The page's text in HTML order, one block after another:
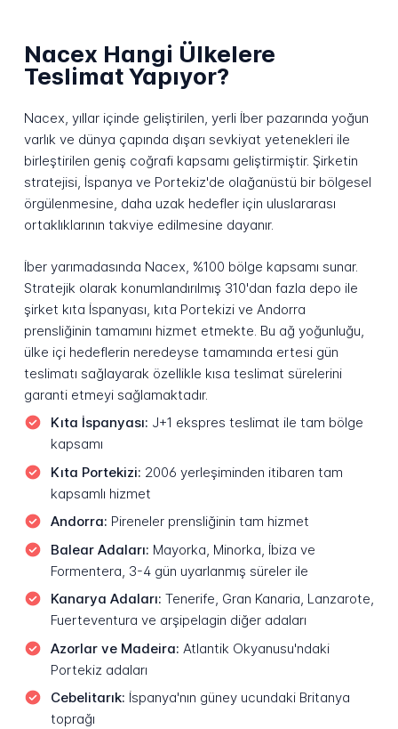
Nacex Hangi Ülkelere
Teslimat Yapıyor?
Nacex, yıllar içinde geliştirilen, yerli İber pazarında yoğun
varlık ve dünya çapında dışarı sevkiyat yetenekleri ile
birleştirilen geniş coğrafi kapsamı geliştirmiştir. Şirketin
stratejisi, İspanya ve Portekiz'de olağanüstü bir bölgesel
örgülenmesine, daha uzak hedefler için uluslararası
ortaklıklarının takviye edilmesine dayanır.
İber yarımadasında Nacex, %100 bölge kapsamı sunar.
Stratejik olarak konumlandırılmış 310'dan fazla depo ile
şirket kıta İspanyası, kıta Portekizi ve Andorra
prensliğinin tamamını hizmet etmekte. Bu ağ yoğunluğu,
ülke içi hedeflerin neredeyse tamamında ertesi gün
teslimatı sağlayarak özellikle kısa teslimat sürelerini
garanti etmeyi sağlamaktadır.
Kıta İspanyası: J+1 ekspres teslimat ile tam bölge
kapsamı
Kıta Portekizi: 2006 yerleşiminden itibaren tam
kapsamlı hizmet
Andorra: Pireneler prensliğinin tam hizmet
Balear Adaları: Mayorka, Minorka, İbiza ve
Formentera, 3-4 gün uyarlanmış süreler ile
Kanarya Adaları: Tenerife, Gran Kanaria, Lanzarote,
Fuerteventura ve arşipelagin diğer adaları
Azorlar ve Madeira: Atlantik Okyanusu'ndaki
Portekiz adaları
Cebelitarık: İspanya'nın güney ucundaki Britanya
toprağı